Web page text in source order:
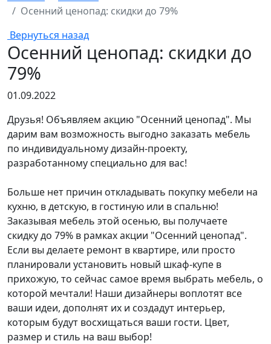
Осенний ценопад: скидки до 79%
Вернуться назад
Осенний ценопад: скидки до
79%
01.09.2022
Друзья! Объявляем акцию "Осенний ценопад". Мы
дарим вам возможность выгодно заказать мебель
по индивидуальному дизайн-проекту,
разработанному специально для вас!
Больше нет причин откладывать покупку мебели на
кухню, в детскую, в гостиную или в спальню!
Заказывая мебель этой осенью, вы получаете
скидку до 79% в рамках акции "Осенний ценопад".
Если вы делаете ремонт в квартире, или просто
планировали установить новый шкаф-купе в
прихожую, то сейчас самое время выбрать мебель, о
которой мечтали! Наши дизайнеры воплотят все
ваши идеи, дополнят их и создадут интерьер,
которым будут восхищаться ваши гости. Цвет,
размер и стиль на ваш выбор!